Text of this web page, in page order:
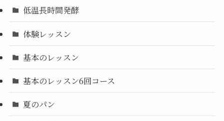
低温長時間発酵
体験レッスン
基本のレッスン
基本のレッスン6回コース
夏のパン